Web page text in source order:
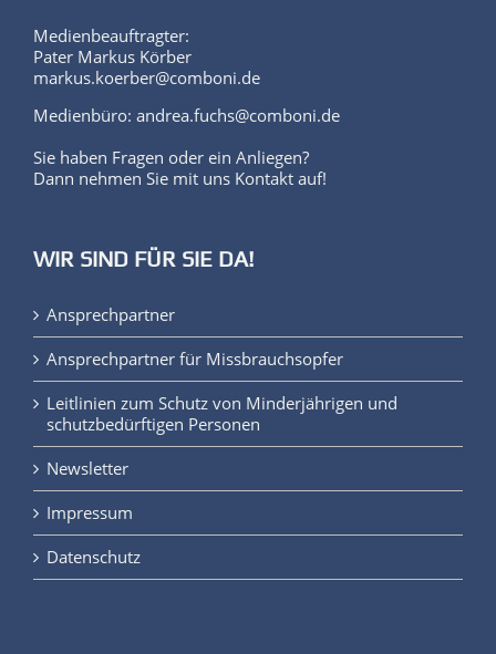
Medienbeauftragter:
Pater Markus Körber
markus.koerber@comboni.de
Medienbüro: andrea.fuchs@comboni.de
Sie haben Fragen oder ein Anliegen?
Dann nehmen Sie mit uns Kontakt auf!
WIR SIND FÜR SIE DA!
Ansprechpartner
Ansprechpartner für Missbrauchsopfer
Leitlinien zum Schutz von Minderjährigen und
schutzbedürftigen Personen
Newsletter
Impressum
Datenschutz